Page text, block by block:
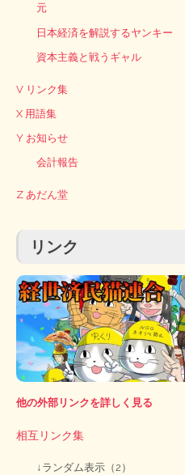
元
日本経済を解説するヤンキー
資本主義と戦うギャル
V リンク集
X 用語集
Y お知らせ
会計報告
Z あだん堂
リンク
他の外部リンクを詳しく見る
相互リンク集
↓ランダム表示（2）